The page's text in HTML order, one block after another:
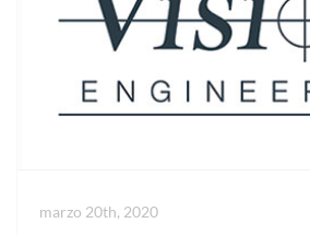
marzo 20th, 2020